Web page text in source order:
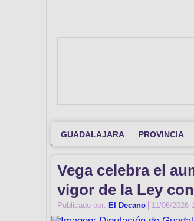
GUADALAJARA PROVINCIA
Vega celebra el
vigor de la Ley
Publicado por: El Decano 11/06/2026